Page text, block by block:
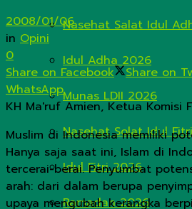
Nasehat Salat Idul
Idul Adha 2026
Munas LDII 2026
Nasehat Solat Idul
Idul Fitri 2026
Ramadan 2026
2008/01/06
in Opini
0
Share on Facebook
Share on
WhatsApp
KH Ma'ruf Amien, Ketua Komisi
Muslim di Indonesia memiliki
Hanya saja saat ini, Islam di
tercerai-berai. Penyumbat
arah: dari dalam berupa
upaya mengubah kerangka